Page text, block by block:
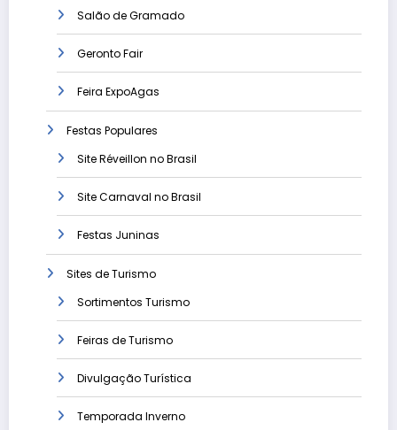
Salão de Gramado
Geronto Fair
Feira ExpoAgas
Festas Populares
Site Réveillon no Brasil
Site Carnaval no Brasil
Festas Juninas
Sites de Turismo
Sortimentos Turismo
Feiras de Turismo
Divulgação Turística
Temporada Inverno